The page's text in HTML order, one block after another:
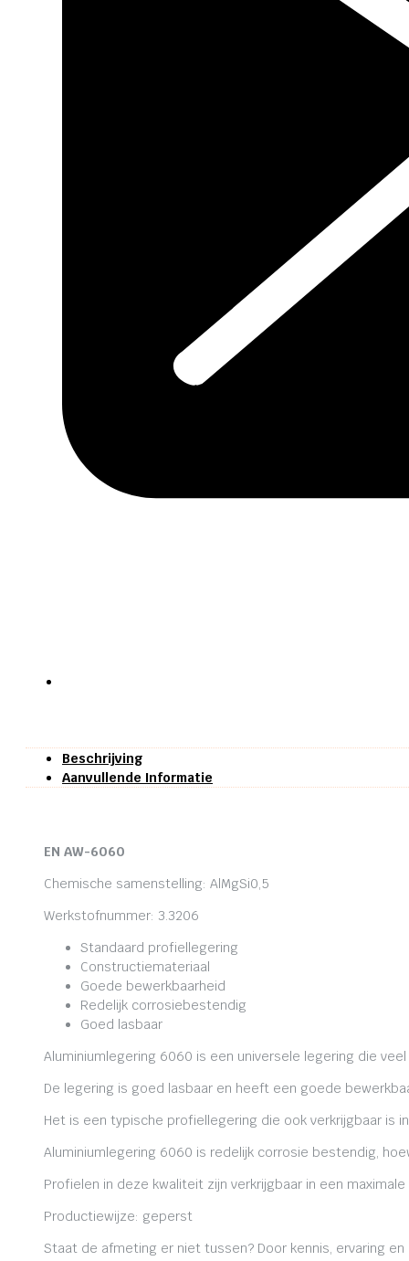
Beschrijving
Aanvullende Informatie
EN AW-6060
Chemische samenstelling: AlMgSi0,5
Werkstofnummer: 3.3206
Standaard profiellegering
Constructiemateriaal
Goede bewerkbaarheid
Redelijk corrosiebestendig
Goed lasbaar
Aluminiumlegering 6060 is een universele legering die
De legering is goed lasbaar en heeft een goede
Het is een typische profiellegering die ook verkrijgbaar is
Aluminiumlegering 6060 is redelijk corrosie bestendig,
Profielen in deze kwaliteit zijn verkrijgbaar in een
Productiewijze: geperst
Staat de afmeting er niet tussen? Door kennis, ervaring